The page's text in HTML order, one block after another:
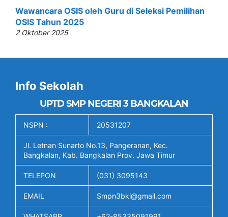
Wawancara OSIS oleh Guru di Seleksi Pemilihan
OSIS Tahun 2025
2 Oktober 2025
Info Sekolah
UPTD SMP NEGERI 3 BANGKALAN
NSPN : 20531207
Jl. Letnan Sunarto No.13, Pangeranan, Kec.
Bangkalan, Kab. Bangkalan Prov. Jawa Timur
TELEPON (031) 3095143
EMAIL Smpn3bkl@gmail.com